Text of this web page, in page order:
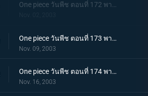
One piece วันพีช ตอนที่ 172 พากย์ไทย บททดสอบบึง! ช็อปเปอร์ปะทะเกดาซ!!
One piece วันพีช ตอนที่ 173 พากย์ไทย พลังอันไร้เทียมทาน! ร่างจริงของเอเนล "กระจ่างแล้ว"
Nov. 09, 2003
One piece วันพีช ตอนที่ 174 พากย์ไทย เมืองมายา! โบราณสถานแชนดร้าอันยิ่งใหญ่!!
Nov. 16, 2003